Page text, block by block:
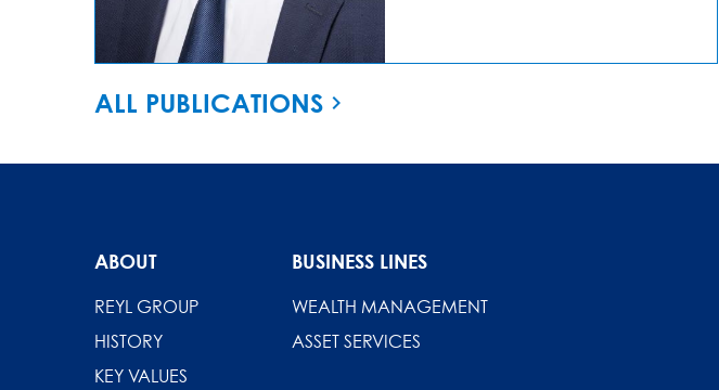
ALL PUBLICATIONS
ABOUT
REYL GROUP
HISTORY
KEY VALUES
BUSINESS LINES
WEALTH MANAGEMENT
ASSET SERVICES